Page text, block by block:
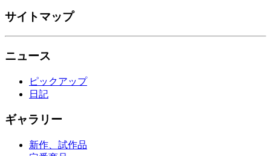
サイトマップ
ニュース
ピックアップ
日記
ギャラリー
新作、試作品